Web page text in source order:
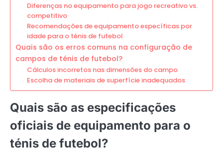
Diferenças no equipamento para jogo recreativo vs.
competitivo
Recomendações de equipamento específicas por
idade para o ténis de futebol
Quais são os erros comuns na configuração de
campos de ténis de futebol?
Cálculos incorretos nas dimensões do campo
Escolha de materiais de superfície inadequados
Quais são as especificações
oficiais de equipamento para o
ténis de futebol?